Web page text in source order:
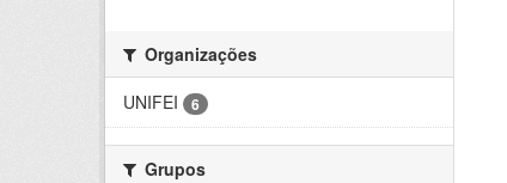
Organizações
UNIFEI
6
Grupos